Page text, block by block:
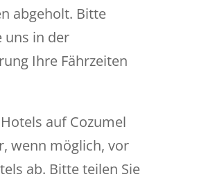
abgeholt. Bitte
uns in der
Ihre Fährzeiten
auf Cozumel
wenn möglich, vor
ab. Bitte teilen Sie